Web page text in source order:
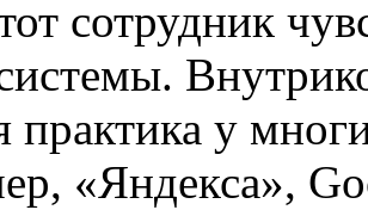
сотрудник
практика у
«Яндекса»,